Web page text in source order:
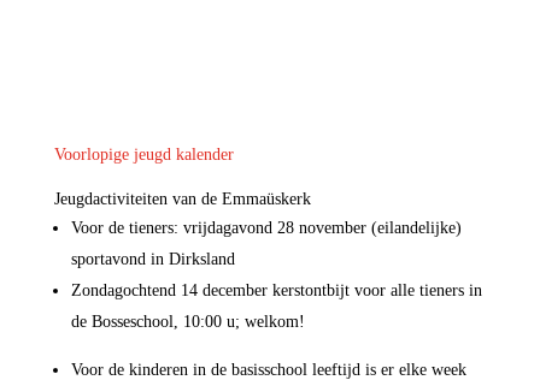
Voorlopige jeugd kalender
Jeugdactiviteiten van de Emmaüskerk
Voor de tieners: vrijdagavond 28 november (eilandelijke)
sportavond in Dirksland
Zondagochtend 14 december kerstontbijt voor alle tieners in
de Bosseschool, 10:00 u; welkom!
Voor de kinderen in de basisschool leeftijd is er elke week